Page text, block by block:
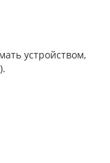
устройством,